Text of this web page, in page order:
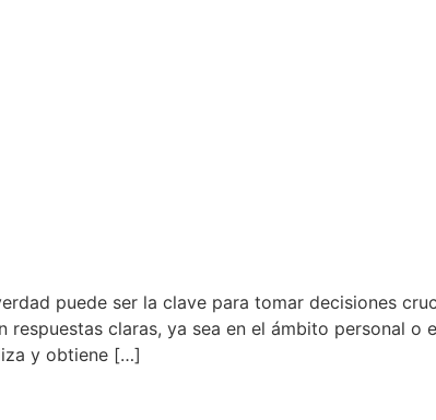
puede ser la clave para tomar decisiones
respuestas claras, ya sea en el ámbito personal o
y obtiene […]